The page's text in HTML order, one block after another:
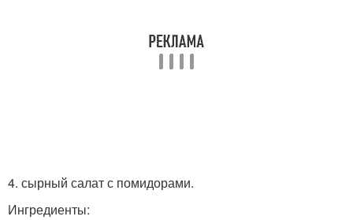
4. сырный салат с помидорами.
Ингредиенты: